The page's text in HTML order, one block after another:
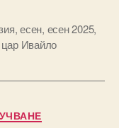
,есен, есен 2025,
цар Ивайло